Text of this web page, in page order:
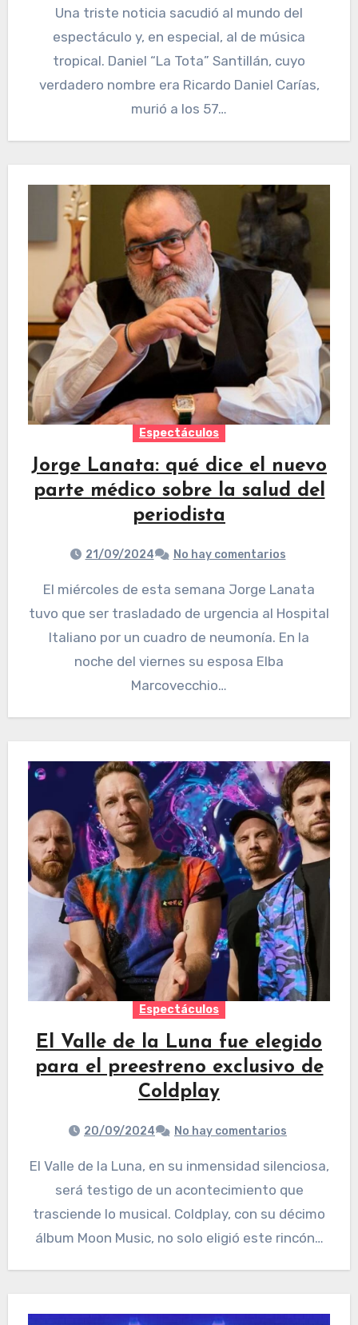
Una triste noticia sacudió al mundo del
espectáculo y, en especial, al de música
tropical. Daniel “La Tota” Santillán, cuyo
verdadero nombre era Ricardo Daniel Carías,
murió a los 57…
Espectáculos
Jorge Lanata: qué dice el nuevo
parte médico sobre la salud del
periodista
21/09/2024 No hay comentarios
El miércoles de esta semana Jorge Lanata
tuvo que ser trasladado de urgencia al Hospital
Italiano por un cuadro de neumonía. En la
noche del viernes su esposa Elba
Marcovecchio…
Espectáculos
El Valle de la Luna fue elegido
para el preestreno exclusivo de
Coldplay
20/09/2024 No hay comentarios
El Valle de la Luna, en su inmensidad silenciosa,
será testigo de un acontecimiento que
trasciende lo musical. Coldplay, con su décimo
álbum Moon Music, no solo eligió este rincón…